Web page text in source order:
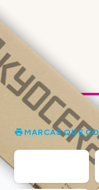
MARCAS QUE